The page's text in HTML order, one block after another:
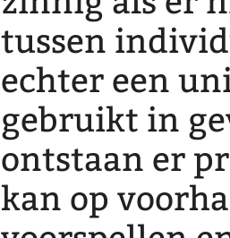
tussen
echter een
gebruikt in
ontstaan er
kan op